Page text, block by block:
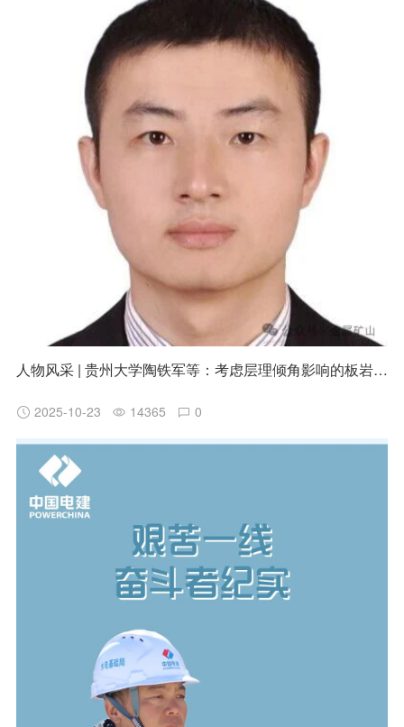
人物风采 | 贵州大学陶铁军等：考虑层理倾角影响的板岩掏槽角度最优设计研究
2025-10-23 14365 0